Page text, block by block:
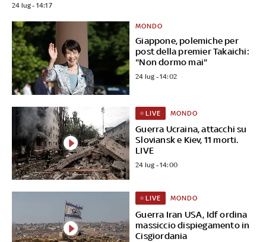
24 lug - 14:17
Giappone, polemiche per
post della premier Takaichi:
"Non dormo mai"
MONDO
24 lug - 14:02
Guerra Ucraina, attacchi su
Sloviansk e Kiev, 11 morti.
LIVE
LIVE MONDO
24 lug - 14:00
Guerra Iran USA, Idf ordina
massiccio dispiegamento in
Cisgiordania
LIVE MONDO